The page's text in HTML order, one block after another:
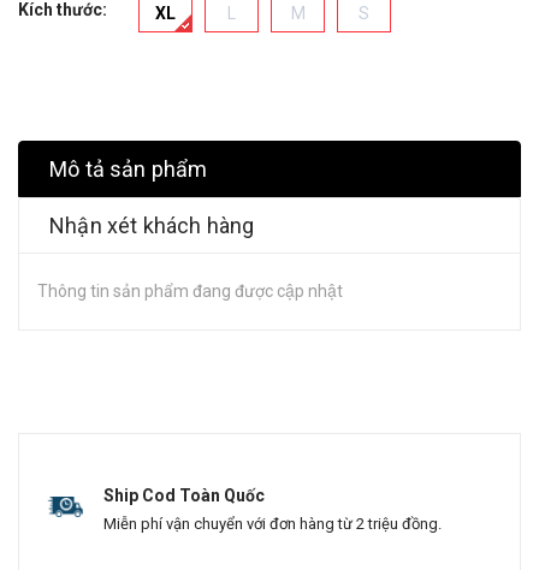
Kích thước: XL M S
Mô tả sản phẩm
Nhận xét khách hàng
Thông tin sản phẩm đang được cập nhật
Ship Cod Toàn Quốc
Miễn phí vận chuyển với đơn hàng từ 2 triệu đồng.